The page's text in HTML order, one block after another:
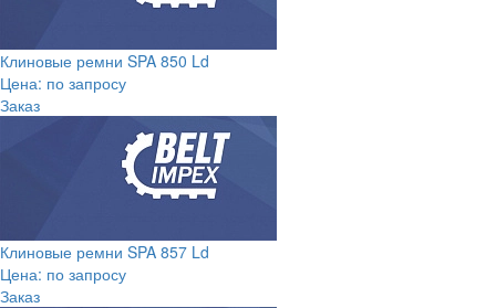
Клиновые ремни SPA 850 Ld
Цена: по запросу
Заказ
Клиновые ремни SPA 857 Ld
Цена: по запросу
Заказ